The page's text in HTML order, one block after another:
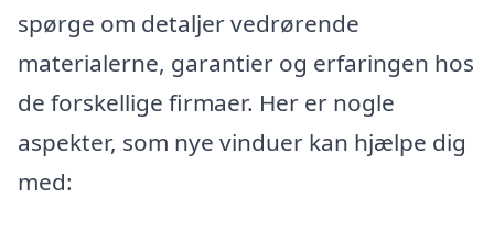
spørge om detaljer vedrørende
materialerne, garantier og erfaringen hos
de forskellige firmaer. Her er nogle
aspekter, som nye vinduer kan hjælpe dig
med: